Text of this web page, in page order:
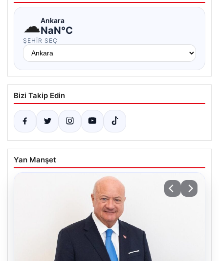
☁Ankara
NaN°C
ŞEHIR SEÇ
Bizi Takip Edin
Yan Manşet